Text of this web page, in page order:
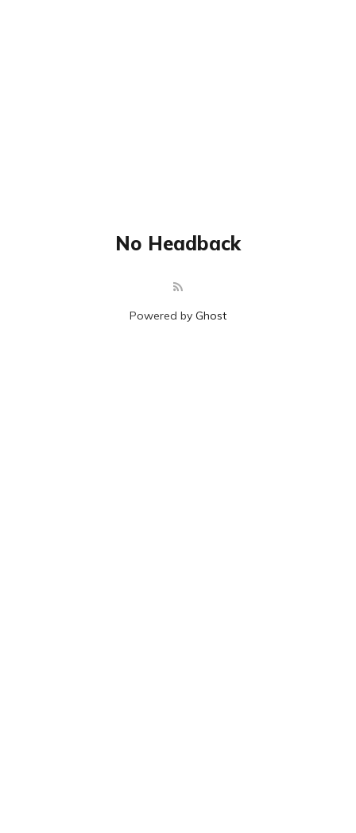
Powered by Ghost
No Headback